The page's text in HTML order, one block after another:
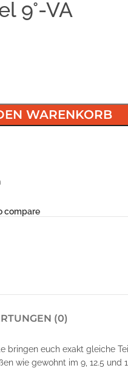
9°-VA
WARENKORB
compare
(0)
bringen euch exakt gleiche
wie gewohnt im 9, 12.5 und